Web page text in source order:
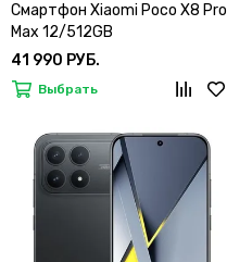
Смартфон Xiaomi Poco X8 Pro
Max 12/512GB
41 990 РУБ.
Выбрать